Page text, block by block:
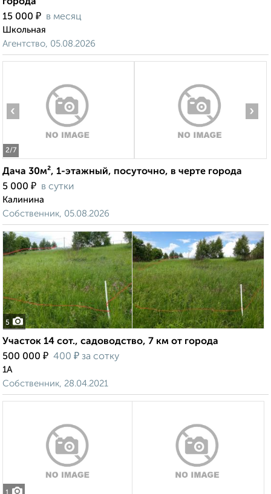
города
15 000 ₽ в месяц
Школьная
Агентство, 05.08.2026
2/7
‹ ›
Дача 30м², 1-этажный, посуточно, в черте города
5 000 ₽ в сутки
Калинина
Собственник, 05.08.2026
5
Участок 14 сот., садоводство, 7 км от города
500 000 ₽ 400 ₽ за сотку
1А
Собственник, 28.04.2021